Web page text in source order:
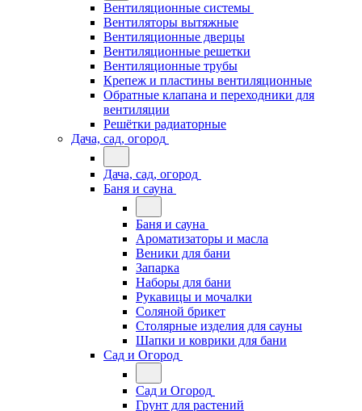
Вентиляционные системы
Вентиляторы вытяжные
Вентиляционные дверцы
Вентиляционные решетки
Вентиляционные трубы
Крепеж и пластины вентиляционные
Обратные клапана и переходники для
вентиляции
Решётки радиаторные
Дача, сад, огород
Дача, сад, огород
Баня и сауна
Баня и сауна
Ароматизаторы и масла
Веники для бани
Запарка
Наборы для бани
Рукавицы и мочалки
Соляной брикет
Столярные изделия для сауны
Шапки и коврики для бани
Сад и Огород
Сад и Огород
Грунт для растений